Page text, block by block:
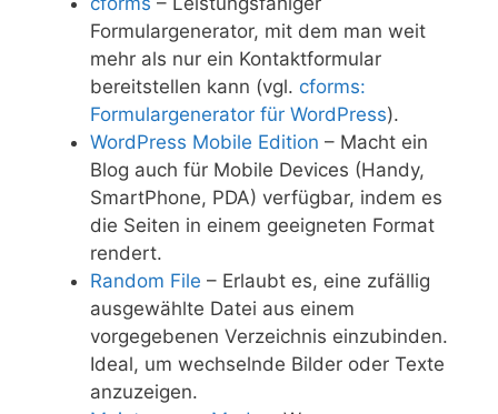
Formulargenerator, mit dem man weit
mehr als nur ein Kontaktformular
bereitstellen kann (vgl. cforms:
Formulargenerator für WordPress).
WordPress Mobile Edition – Macht ein
Blog auch für Mobile Devices (Handy,
SmartPhone, PDA) verfügbar, indem es
die Seiten in einem geeigneten Format
rendert.
Random File – Erlaubt es, eine zufällig
ausgewählte Datei aus einem
vorgegebenen Verzeichnis einzubinden.
Ideal, um wechselnde Bilder oder Texte
anzuzeigen.